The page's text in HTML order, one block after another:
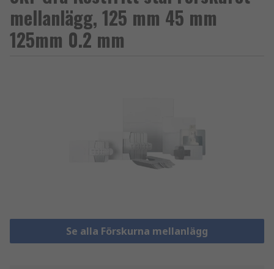
mellanlägg, 125 mm 45 mm
125mm 0.2 mm
Se alla Förskurna mellanlägg